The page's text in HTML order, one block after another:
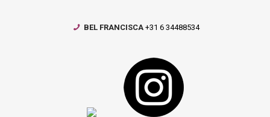
BEL FRANCISCA +31 6 34488534